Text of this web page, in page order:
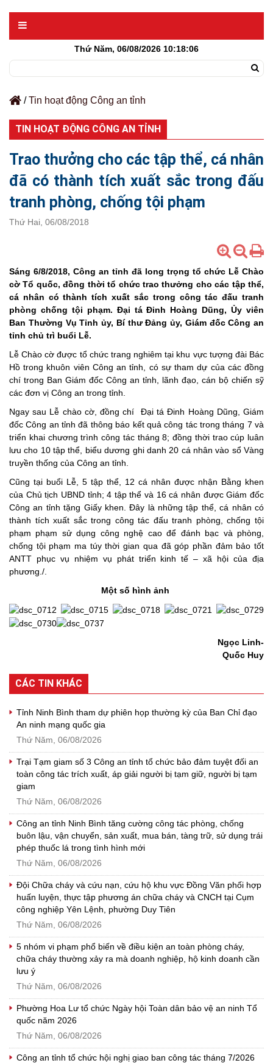
Thứ Năm, 06/08/2026 10:18:06
/ Tin hoạt động Công an tỉnh
TIN HOẠT ĐỘNG CÔNG AN TỈNH
Trao thưởng cho các tập thể, cá nhân
đã có thành tích xuất sắc trong đấu
tranh phòng, chống tội phạm
Thứ Hai, 06/08/2018
Sáng 6/8/2018, Công an tỉnh đã long trọng tổ chức Lễ Chào
cờ Tổ quốc, đồng thời tổ chức trao thưởng cho các tập thể,
cá nhân có thành tích xuất sắc trong công tác đấu tranh
phòng chống tội phạm. Đại tá Đinh Hoàng Dũng, Ủy viên
Ban Thường Vụ Tỉnh ủy, Bí thư Đảng ủy, Giám đốc Công an
tỉnh chủ trì buổi Lễ.
Lễ Chào cờ được tổ chức trang nghiêm tại khu vực tượng đài Bác
Hồ trong khuôn viên Công an tỉnh, có sự tham dự của các đồng
chí trong Ban Giám đốc Công an tỉnh, lãnh đạo, cán bộ chiến sỹ
các đơn vị Công an trong tỉnh.
Ngay sau Lễ chào cờ, đồng chí Đại tá Đinh Hoàng Dũng, Giám
đốc Công an tỉnh đã thông báo kết quả công tác trong tháng 7 và
triển khai chương trình công tác tháng 8; đồng thời trao cúp luân
lưu cho 10 tập thể, biểu dương ghi danh 20 cá nhân vào sổ Vàng
truyền thống của Công an tỉnh.
Cũng tại buổi Lễ, 5 tập thể, 12 cá nhân được nhận Bằng khen
của Chủ tịch UBND tỉnh; 4 tập thể và 16 cá nhân được Giám đốc
Công an tỉnh tặng Giấy khen. Đây là những tập thể, cá nhân có
thành tích xuất sắc trong công tác đấu tranh phòng, chống tội
phạm phạm sử dụng công nghệ cao để đánh bạc và phòng,
chống tội phạm ma túy thời gian qua đã góp phần đảm bảo tốt
ANTT phục vụ nhiệm vụ phát triển kinh tế – xã hội của địa
phương./.
Một số hình ảnh
Ngọc Linh-
Quốc Huy
CÁC TIN KHÁC
Tỉnh Ninh Bình tham dự phiên họp thường kỳ của Ban Chỉ đạo
An ninh mạng quốc gia
Thứ Năm, 06/08/2026
Trại Tạm giam số 3 Công an tỉnh tổ chức bảo đảm tuyệt đối an
toàn công tác trích xuất, áp giải người bị tạm giữ, người bị tạm
giam
Thứ Năm, 06/08/2026
Công an tỉnh Ninh Bình tăng cường công tác phòng, chống
buôn lậu, vận chuyển, sản xuất, mua bán, tàng trữ, sử dụng trái
phép thuốc lá trong tình hình mới
Thứ Năm, 06/08/2026
Đội Chữa cháy và cứu nạn, cứu hộ khu vực Đồng Văn phối hợp
huấn luyện, thực tập phương án chữa cháy và CNCH tại Cụm
công nghiệp Yên Lệnh, phường Duy Tiên
Thứ Năm, 06/08/2026
5 nhóm vi phạm phổ biến về điều kiện an toàn phòng cháy,
chữa cháy thường xảy ra mà doanh nghiệp, hộ kinh doanh cần
lưu ý
Thứ Năm, 06/08/2026
Phường Hoa Lư tổ chức Ngày hội Toàn dân bảo vệ an ninh Tổ
quốc năm 2026
Thứ Năm, 06/08/2026
Công an tỉnh tổ chức hội nghị giao ban công tác tháng 7/2026